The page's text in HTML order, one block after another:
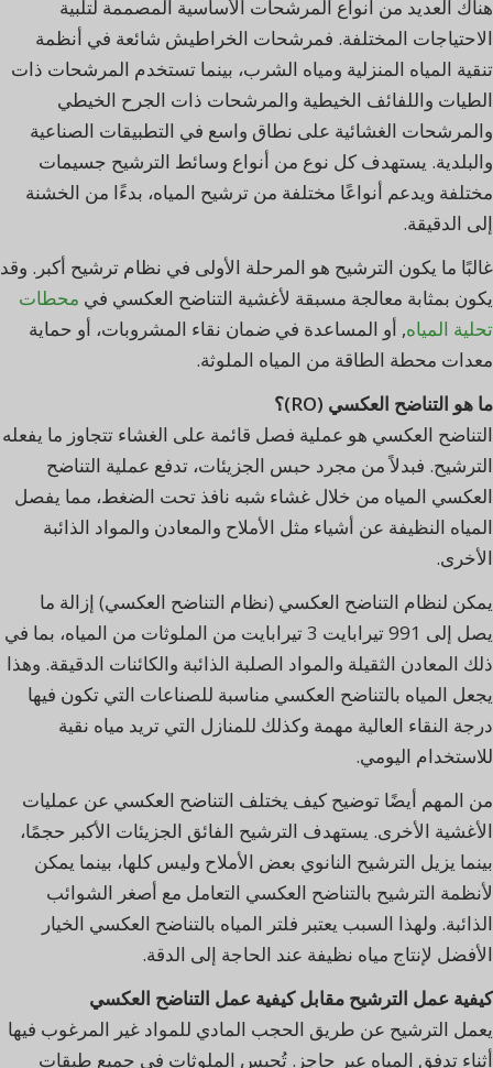
هناك العديد من أنواع المرشحات الأساسية المصممة لتلبية
الاحتياجات المختلفة. فمرشحات الخراطيش شائعة في أنظمة
تنقية المياه المنزلية ومياه الشرب، بينما تستخدم المرشحات ذات
الطيات واللفائف الخيطية والمرشحات ذات الجرح الخيطي
والمرشحات الغشائية على نطاق واسع في التطبيقات الصناعية
والبلدية. يستهدف كل نوع من أنواع وسائط الترشيح جسيمات
مختلفة ويدعم أنواعًا مختلفة من ترشيح المياه، بدءًا من الخشنة
إلى الدقيقة.
غالبًا ما يكون الترشيح هو المرحلة الأولى في نظام ترشيح أكبر. وقد
يكون بمثابة معالجة مسبقة لأغشية التناضح العكسي في محطات
تحلية المياه, أو المساعدة في ضمان نقاء المشروبات، أو حماية
معدات محطة الطاقة من المياه الملوثة.
ما هو التناضح العكسي (RO)؟
التناضح العكسي هو عملية فصل قائمة على الغشاء تتجاوز ما يفعله
الترشيح. فبدلاً من مجرد حبس الجزيئات، تدفع عملية التناضح
العكسي المياه من خلال غشاء شبه نافذ تحت الضغط، مما يفصل
المياه النظيفة عن أشياء مثل الأملاح والمعادن والمواد الذائبة
الأخرى.
يمكن لنظام التناضح العكسي (نظام التناضح العكسي) إزالة ما
يصل إلى 991 تيرابايت 3 تيرابايت من الملوثات من المياه، بما في
ذلك المعادن الثقيلة والمواد الصلبة الذائبة والكائنات الدقيقة. وهذا
يجعل المياه بالتناضح العكسي مناسبة للصناعات التي تكون فيها
درجة النقاء العالية مهمة وكذلك للمنازل التي تريد مياه نقية
للاستخدام اليومي.
من المهم أيضًا توضيح كيف يختلف التناضح العكسي عن عمليات
الأغشية الأخرى. يستهدف الترشيح الفائق الجزيئات الأكبر حجمًا،
بينما يزيل الترشيح النانوي بعض الأملاح وليس كلها، بينما يمكن
لأنظمة الترشيح بالتناضح العكسي التعامل مع أصغر الشوائب
الذائبة. ولهذا السبب يعتبر فلتر المياه بالتناضح العكسي الخيار
الأفضل لإنتاج مياه نظيفة عند الحاجة إلى الدقة.
كيفية عمل الترشيح مقابل كيفية عمل التناضح العكسي
يعمل الترشيح عن طريق الحجب المادي للمواد غير المرغوب فيها
أثناء تدفق المياه عبر حاجز. تُحبس الملوثات في جميع طبقات